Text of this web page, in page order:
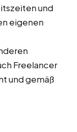
und
eigenen
Freelancer
und gemäß